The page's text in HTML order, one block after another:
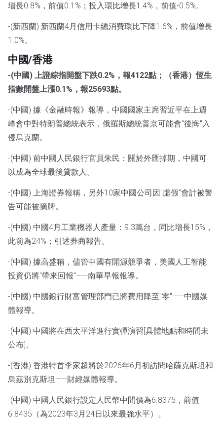
增長0.8%，前值0.1%；投入環比增長1.4%，前值-0.5%。
-(新西蘭) 新西蘭4月信用卡總消費環比下降1.6%，前值增長
1.0%。
中國/香港
-(中國) 上證綜指開盤下跌0.2%，報4122點；（香港）恆生
指數開盤上漲0.1%，報25693點。
-(中國) 據《金融時報》報導，中國國家主席習近平在上週
峰會中對特朗普總統表示，俄羅斯總統普京可能會"後悔"入
侵烏克蘭。
-(中國) 前中國人民銀行官員朱民：關於外匯掉期，中國可
以成為全球最後貸款人。
-(中國) 上海證券報稱，另外10家中國公司因"虛假"會計被警
告可能被摘牌。
-(中國) 中國4月工業機器人產量：9.3萬台，同比增長15%，
此前為24%；引述券商報告。
-(中國) 據高盛稱，儘管中國有開源競爭者，美國人工智能
投資仍將"帶來回報"——南華早報報導。
-(中國) 中國銀行財富管理部門已將費用降至"零"——中國媒
體報導。
-(中國) 中國將在西太平洋進行實彈演習[具體地點和時間未
公布]。
-(香港) 香港特首李家超將於2026年6月初訪問哈薩克斯坦和
烏茲別克斯坦——財經媒體報導。
-(中國) 中國人民銀行設定人民幣中間價為6.8375，前值
6.8435（為2023年3月24日以來最強水平）。